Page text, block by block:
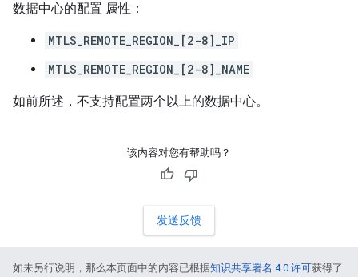
数据中心的配置 属性：
MTLS_REMOTE_REGION_[2-8]_IP
MTLS_REMOTE_REGION_[2-8]_NAME
如前所述，不支持配置两个以上的数据中心。
该内容对您有帮助吗？
发送反馈
如未另行说明，那么本页面中的内容已根据知识共享署名 4.0 许可获得了